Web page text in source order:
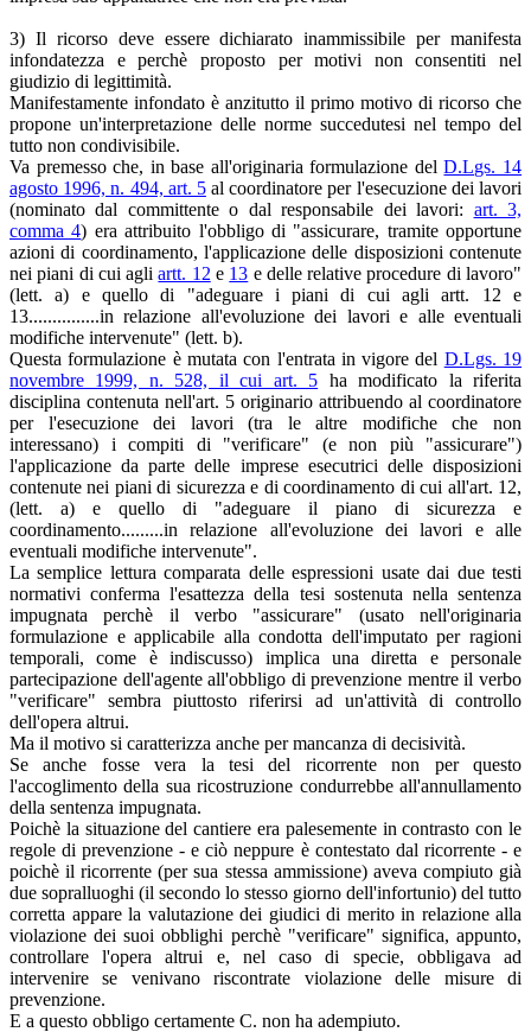
3) Il ricorso deve essere dichiarato inammissibile per manifesta
infondatezza e perchè proposto per motivi non consentiti nel
giudizio di legittimità.
Manifestamente infondato è anzitutto il primo motivo di ricorso che
propone un'interpretazione delle norme succedutesi nel tempo del
tutto non condivisibile.
Va premesso che, in base all'originaria formulazione delD.Lgs. 14
agosto 1996, n. 494, art. 5al coordinatore per l'esecuzione dei lavori
(nominato dal committente o dal responsabile dei lavori: art. 3,
comma 4) era attribuito l'obbligo di "assicurare, tramite opportune
azioni di coordinamento, l'applicazione delle disposizioni contenute
nei piani di cui agliartt. 12 e 13 e delle relative procedure di lavoro"
(lett. a) e quello di "adeguare i piani di cui agli artt. 12 e
13...............in relazione all'evoluzione dei lavori e alle eventuali
modifiche intervenute" (lett. b).
Questa formulazione è mutata con l'entrata in vigore del D.Lgs. 19
novembre 1999, n. 528, il cui art. 5 ha modificato la riferita
disciplina contenuta nell'art. 5 originario attribuendo al coordinatore
per l'esecuzione dei lavori (tra le altre modifiche che non
interessano) i compiti di "verificare" (e non più "assicurare")
l'applicazione da parte delle imprese esecutrici delle disposizioni
contenute nei piani di sicurezza e di coordinamento di cui all'art. 12,
(lett. a) e quello di "adeguare il piano di sicurezza e
coordinamento.........in relazione all'evoluzione dei lavori e alle
eventuali modifiche intervenute".
La semplice lettura comparata delle espressioni usate dai due testi
normativi conferma l'esattezza della tesi sostenuta nella sentenza
impugnata perchè il verbo "assicurare" (usato nell'originaria
formulazione e applicabile alla condotta dell'imputato per ragioni
temporali, come è indiscusso) implica una diretta e personale
partecipazione dell'agente all'obbligo di prevenzione mentre il verbo
"verificare" sembra piuttosto riferirsi ad un'attività di controllo
dell'opera altrui.
Ma il motivo si caratterizza anche per mancanza di decisività.
Se anche fosse vera la tesi del ricorrente non per questo
l'accoglimento della sua ricostruzione condurrebbe all'annullamento
della sentenza impugnata.
Poichè la situazione del cantiere era palesemente in contrasto con le
regole di prevenzione - e ciò neppure è contestato dal ricorrente - e
poichè il ricorrente (per sua stessa ammissione) aveva compiuto già
due sopralluoghi (il secondo lo stesso giorno dell'infortunio) del tutto
corretta appare la valutazione dei giudici di merito in relazione alla
violazione dei suoi obblighi perchè "verificare" significa, appunto,
controllare l'opera altrui e, nel caso di specie, obbligava ad
intervenire se venivano riscontrate violazione delle misure di
prevenzione.
E a questo obbligo certamente C. non ha adempiuto.